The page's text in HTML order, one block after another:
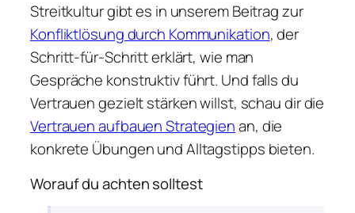
Streitkultur gibt es in unserem Beitrag zur
Konfliktlösung durch Kommunikation, der
Schritt-für-Schritt erklärt, wie man
Gespräche konstruktiv führt. Und falls du
Vertrauen gezielt stärken willst, schau dir die
Vertrauen aufbauen Strategienan, die
konkrete Übungen und Alltagstipps bieten.
Worauf du achten solltest